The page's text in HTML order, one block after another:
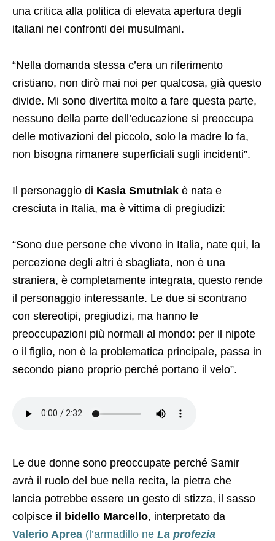
una critica alla politica di elevata apertura degli
italiani nei confronti dei musulmani.
“Nella domanda stessa c’era un riferimento
cristiano, non dirò mai noi per qualcosa, già questo
divide. Mi sono divertita molto a fare questa parte,
nessuno della parte dell’educazione si preoccupa
delle motivazioni del piccolo, solo la madre lo fa,
non bisogna rimanere superficiali sugli incidenti”.
Il personaggio di Kasia Smutniak è nata e
cresciuta in Italia, ma è vittima di pregiudizi:
“Sono due persone che vivono in Italia, nate qui, la
percezione degli altri è sbagliata, non è una
straniera, è completamente integrata, questo rende
il personaggio interessante. Le due si scontrano
con stereotipi, pregiudizi, ma hanno le
preoccupazioni più normali al mondo: per il nipote
o il figlio, non è la problematica principale, passa in
secondo piano proprio perché portano il velo”.
Le due donne sono preoccupate perché Samir
avrà il ruolo del bue nella recita, la pietra che
lancia potrebbe essere un gesto di stizza, il sasso
colpisce il bidello Marcello, interpretato da
Valerio Aprea (l’armadillo ne La profezia